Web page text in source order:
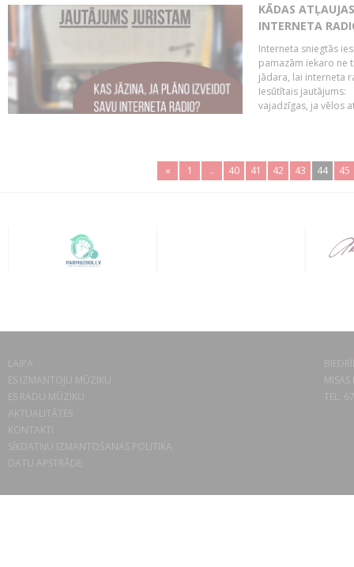
KĀDAS
INTERNETA
Interneta sniegtās
pamazām iekaro ne
jādara, lai interneta
Iesūtītais jautājums:
vajadzīgas, ja vēlos
« 1 .. 40 41 42 43 44 45
LAIPA
ES IZMANTOJU MŪZIKU
ES RADU MŪZIKU
AKTUALITĀTES
KONTAKTI
SĪKDATŅU IZMANTOŠANAS POLITIKA
DATU APSTRĀDE
TEL.